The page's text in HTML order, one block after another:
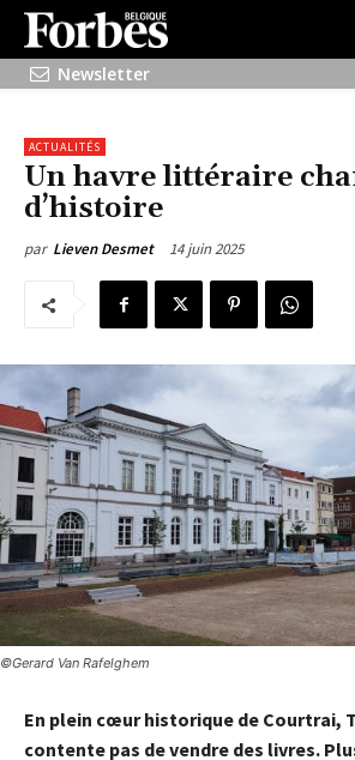
Newsletter
ACTUALITÉS
Un havre littéraire
d’histoire
par Lieven Desmet 14 juin 2025
©Gerard Van Rafelghem
En plein cœur historique de Courtrai,
contente pas de vendre des livres.